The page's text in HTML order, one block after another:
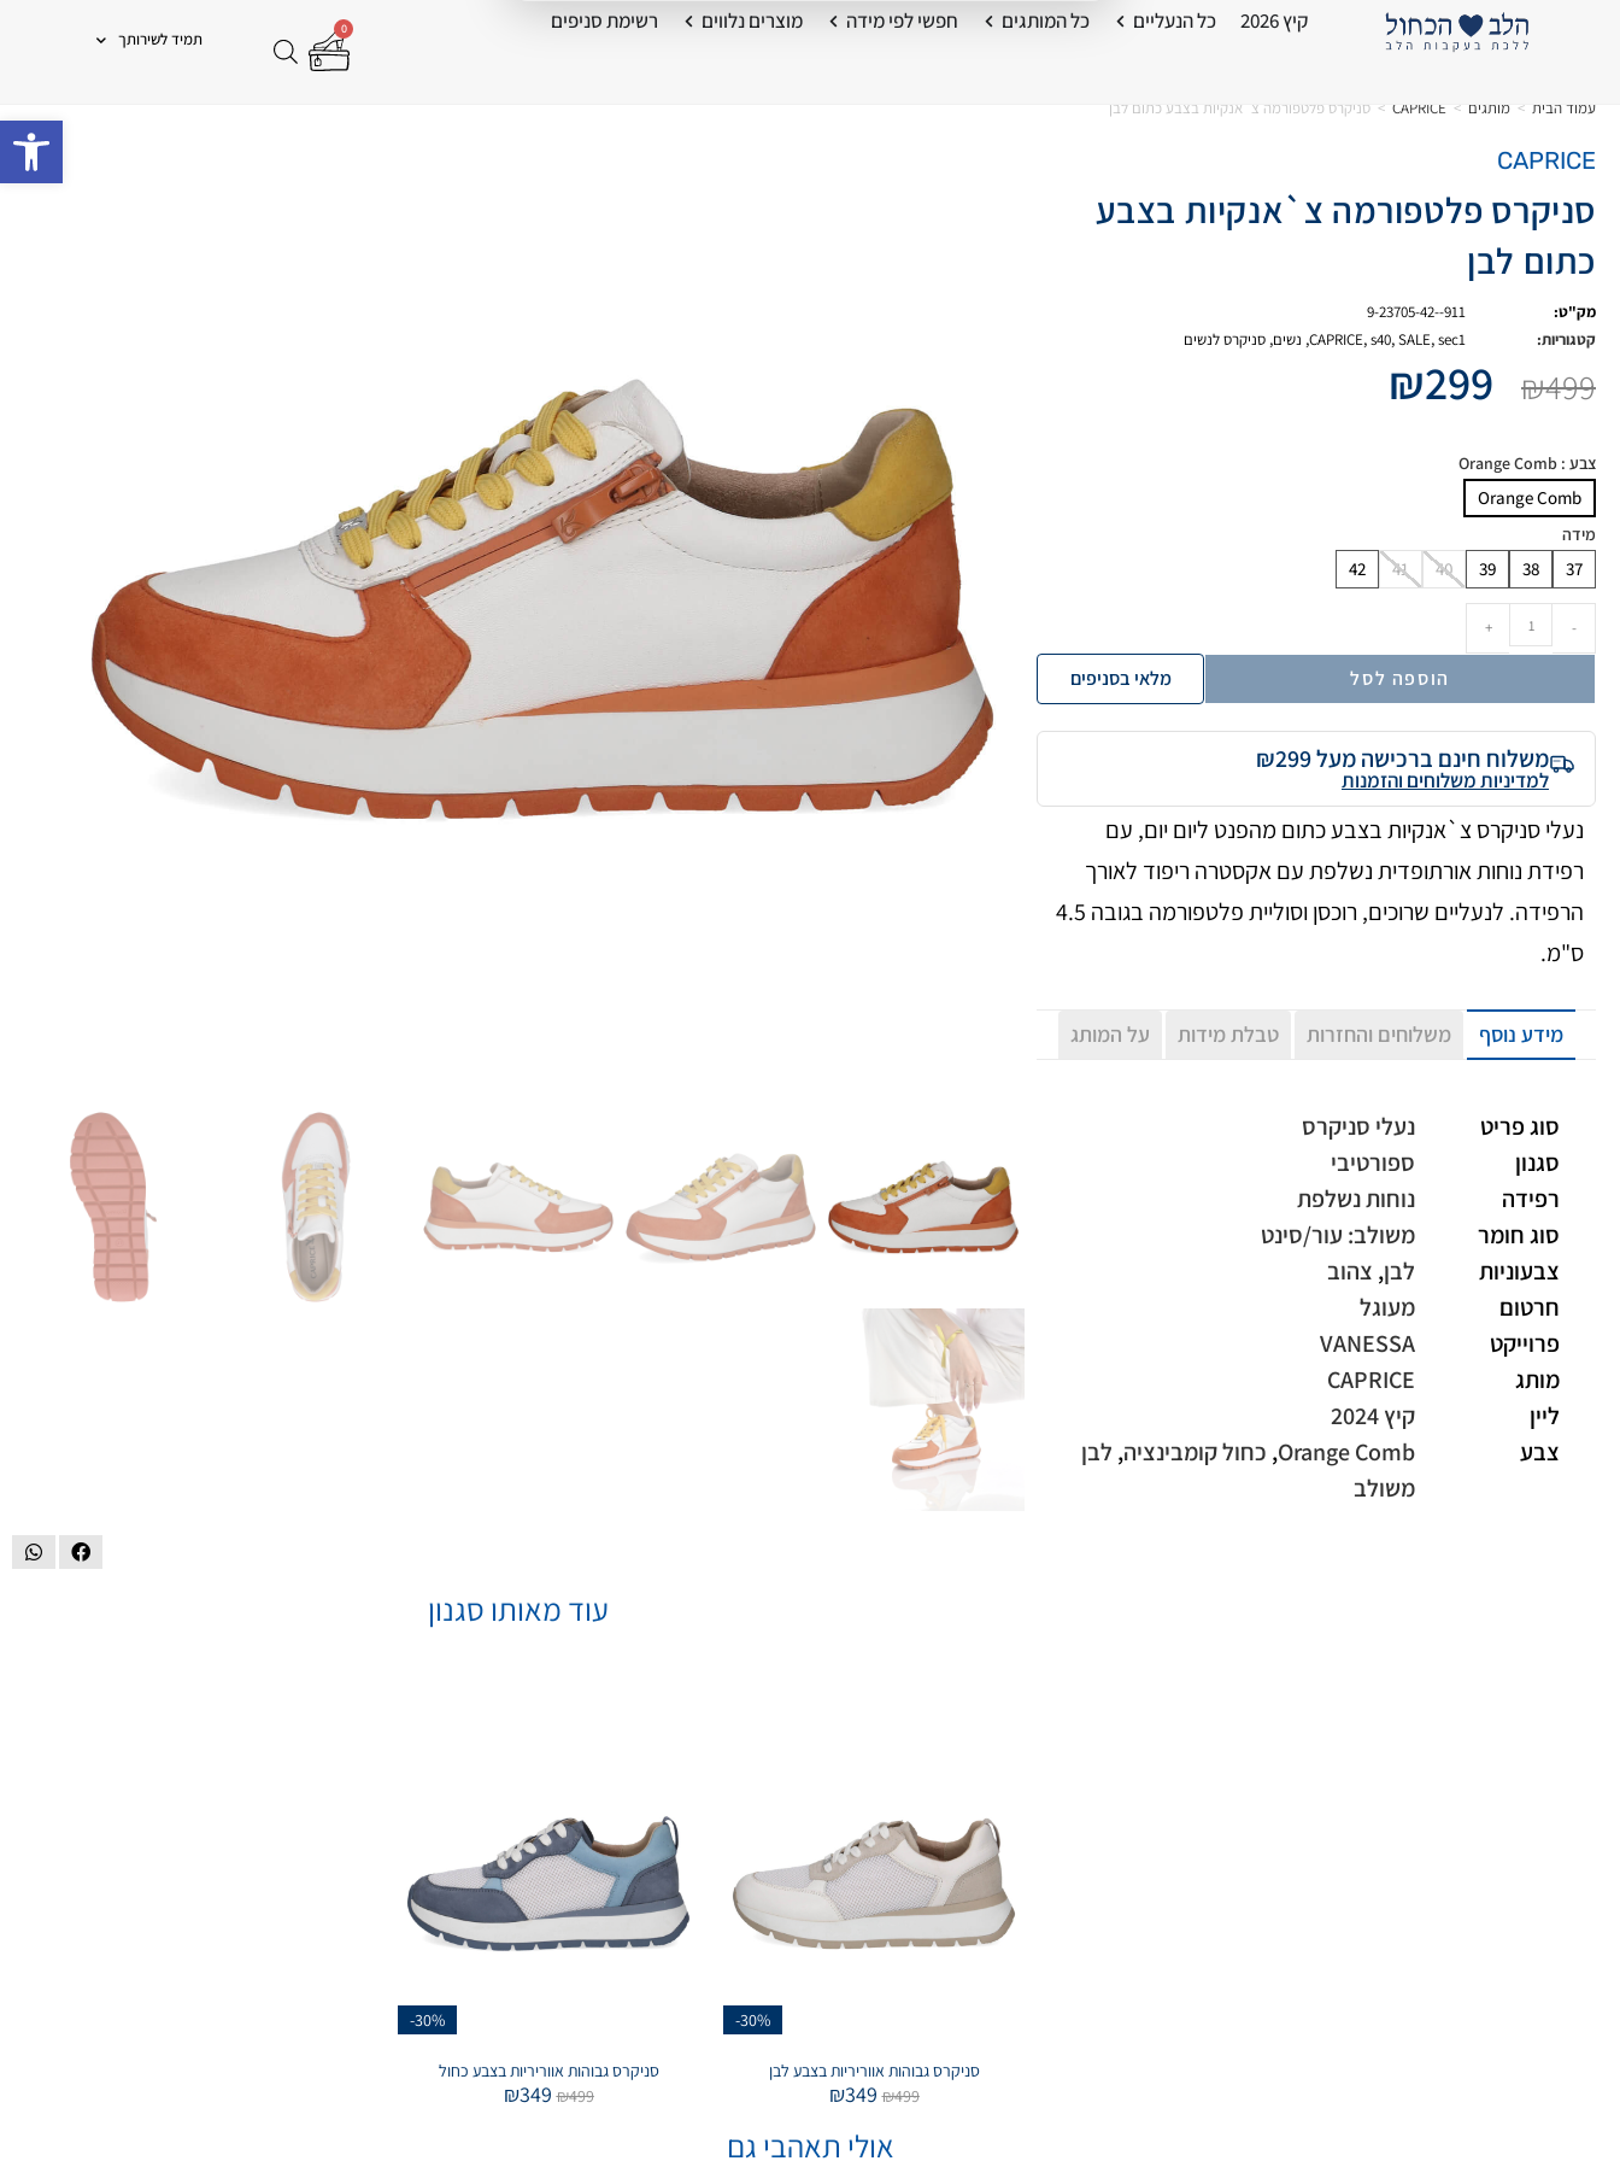
קיץ 2026 כל הנעליים כל המותגים חפשי לפי מידה מוצרים נלווים רשימת סניפים 0
תמיד לשירותך
עמוד הבית > מותגים >
CAPRICE
> סניקרס פלטפורמה צ`אנקיות בצבע כתום לבן
CAPRICE
סניקרס פלטפורמה צ`אנקיות בצבע
כתום לבן
מק"ט:
9-23705-42--911
קטגוריות:
CAPRICE,s40,SALE,sec1
, נשים, סניקרס לנשים
₪499
₪299
צבע : Orange Comb
Orange Comb
מידה
37
38
39
40
41
42
-
+
הוספה לסל מלאי בסניפים
משלוח חינם ברכישה מעל ₪299
למדיניות משלוחים והזמנות
נעלי סניקרס צ`אנקיות בצבע כתום מהפנט ליום יום, עם
רפידת נוחות אורתופדית נשלפת עם אקסטרה ריפוד לאורך
הרפידה. לנעליים שרוכים, רוכסן וסוליית פלטפורמה בגובה 4.5
ס"מ.
מידע נוסף משלוחים והחזרות טבלת מידות על המותג
סוג פריט
נעלי סניקרס
סגנון
ספורטיבי
רפידה
נוחות נשלפת
סוג חומר
משולב: עור/סינט
צבעוניות
לבן, צהוב
חרטום
מעוגל
פרוייקט
VANESSA
מותג
CAPRICE
ליין
קיץ 2024
צבע
Orange Comb
, כחול קומבינציה, לבן
משולב
עוד מאותו סגנון
-30%
סניקרס גבוהות אווריריות בצבע לבן
₪499
₪349
-30%
סניקרס גבוהות אווריריות בצבע כחול
₪499
₪349
אולי תאהבי גם